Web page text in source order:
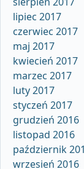
lipiec 2017
czerwiec 2017
maj 2017
kwiecień 2017
marzec 2017
luty 2017
styczeń 2017
grudzień 2016
listopad 2016
październik
wrzesień 2016